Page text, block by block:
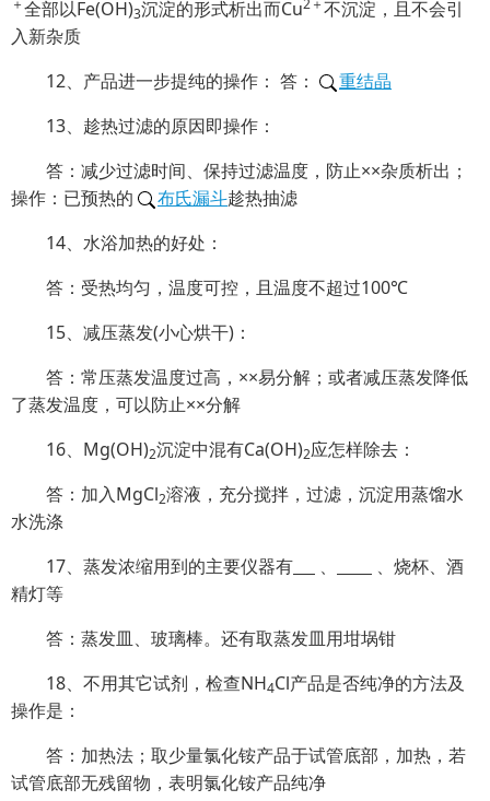
＋全部以Fe(OH)3沉淀的形式析出而Cu2＋不沉淀，且不会引
入新杂质
12、产品进一步提纯的操作： 答：
重结晶
13、趁热过滤的原因即操作：
答：减少过滤时间、保持过滤温度，防止××杂质析出；
操作：已预热的
布氏漏斗趁热抽滤
14、水浴加热的好处：
答：受热均匀，温度可控，且温度不超过100℃
15、减压蒸发(小心烘干)：
答：常压蒸发温度过高，××易分解；或者减压蒸发降低
了蒸发温度，可以防止××分解
16、Mg(OH)2沉淀中混有Ca(OH)2应怎样除去：
答：加入MgCl2溶液，充分搅拌，过滤，沉淀用蒸馏水
水洗涤
17、蒸发浓缩用到的主要仪器有
、
、烧杯、酒
精灯等
答：蒸发皿、玻璃棒。还有取蒸发皿用坩埚钳
18、不用其它试剂，检查NH4Cl产品是否纯净的方法及
操作是：
答：加热法；取少量氯化铵产品于试管底部，加热，若
试管底部无残留物，表明氯化铵产品纯净